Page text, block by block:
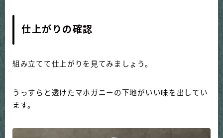
仕上がりの確認
組み立てて仕上がりを見てみましょう。
うっすらと透けたマホガニーの下地がいい味を出してい
ます。